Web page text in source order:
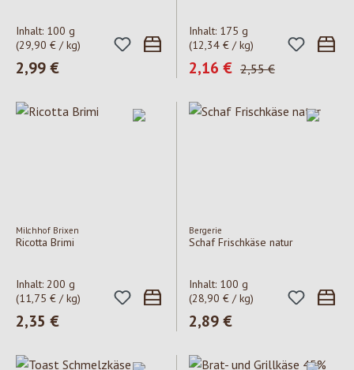
Inhalt: 100 g
(29,90 € / kg)
Regulärer Preis:
2,99 €
Inhalt: 175 g
(12,34 € / kg)
Verkaufspreis:
2,16 € Regulärer Preis:
2,55 €
Milchhof Brixen
Ricotta Brimi
Inhalt: 200 g
(11,75 € / kg)
Regulärer Preis:
2,35 €
Bergerie
Schaf Frischkäse natur
Inhalt: 100 g
(28,90 € / kg)
Regulärer Preis:
2,89 €